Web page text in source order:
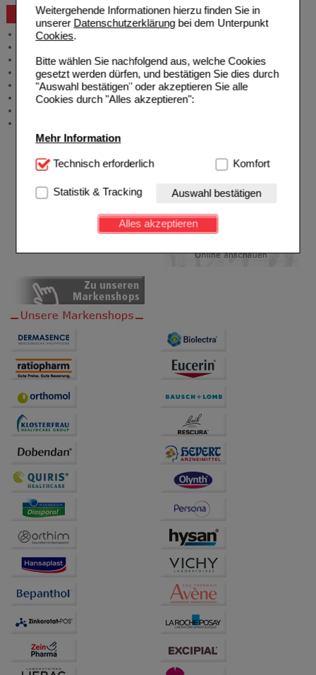
Weitergehende Informationen hierzu finden Sie in
unserer Datenschutzerklärungbei dem Unterpunkt
Cookies.
Bitte wählen Sie nachfolgend aus, welche Cookies
gesetzt werden dürfen, und bestätigen Sie dies durch
"Auswahl bestätigen" oder akzeptieren Sie alle
Cookies durch "Alles akzeptieren":
Mehr Information
Technisch Notwendig:Hierbei handelt es sich um
Website notwendig sind (z.B. Navigation, Warenkorb,
Kundenkonto), weshalb auf diese nicht verzichtet
werden kann.
Einkaufserlebnis noch ansprechender zu gestalten,
Besuchers oder unsere Seite an bevorzugte
Verhaltensweisen (z.B. Spracheinstellung)
anzupassen. Komfort-Cookies ermöglichen es uns
auch auf Ihre Bedürfnisse zugeschrittene Inhalte
betreiben.
Statistik & Tracking:
Hierüber lassen sich
Informationen über die Art und Weise der Nutzung
unserer Website sammeln, mit deren Hilfe wir unsere
auf unserer Website aber auch die Werbung auf
Drittseiten möglichst relevant für Sie zu gestalten.
Bitte beachten Sie, dass Daten hierfür teilweise an
Dritte wie z.B. Google oder soziale Medien
Technisch erforderlich Komfort
Statistik & Tracking Auswahl bestätigen
Alles akzeptieren
Beratung und Service
Allgemeine Information
Meldung Arzneimittelrisiken
Zuzahlungsfreie Arzneien
Angebote & Downloads
Newsletter